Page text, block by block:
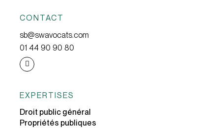
CONTACT
sb@swavocats.com
01 44 90 90 80
EXPERTISES
Droit public général
Propriétés publiques